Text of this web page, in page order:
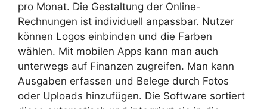
pro Monat. Die Gestaltung der Online-
Rechnungen ist individuell anpassbar. Nutzer
können Logos einbinden und die Farben
wählen. Mit mobilen Apps kann man auch
unterwegs auf Finanzen zugreifen. Man kann
Ausgaben erfassen und Belege durch Fotos
oder Uploads hinzufügen. Die Software sortiert